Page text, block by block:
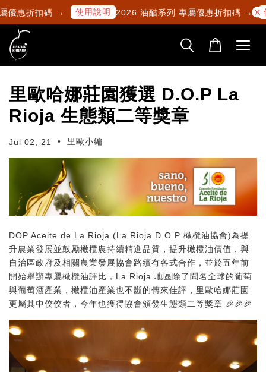
優惠折扣碼 → 使用說明 2026 油醋系列 專屬優惠折扣碼 →
里歐哈娜莊園獲選 D.O.P La
Rioja 生態類二等獎章
Jul 02, 21 • 里歐小編
DOP Aceite de La Rioja (La Rioja D.O.P 橄欖油協會)為提
升農業發展並鼓勵橄欖農持續精進品質，提升橄欖油價值，與
自治區政府及相關農業發展協會路續有各式合作，並於五年前
開始舉辦專屬橄欖油評比，La Rioja 地區除了聞名全球的葡萄
與葡萄酒產業，橄欖油產業也不斷的傳來佳評，里歐哈娜莊園
更屬其中佼佼者，今年也獲得協會頒發生態類二等獎章 🎉🎉🎉